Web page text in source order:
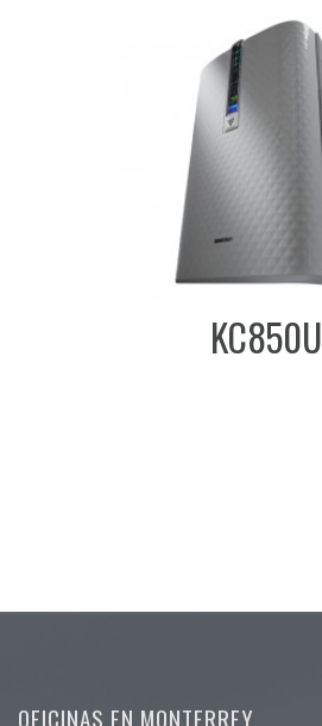
KC850U
OFICINAS EN MONTERREY